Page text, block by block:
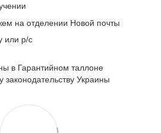
на отделении Новой почты
или р/с
в Гарантийном таллоне
Украины